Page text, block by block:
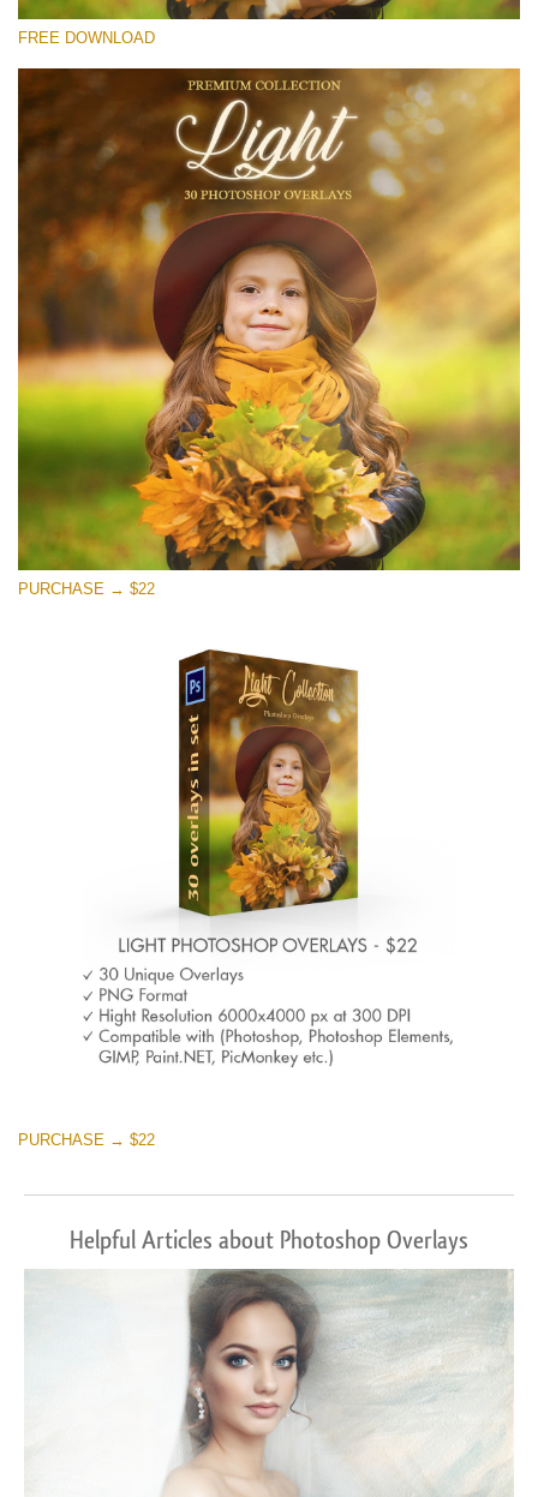
(30 Overlays)
Light Sparkling
(740 Overlays)
Large 6000*4000px
Entire Collection
(1783 Overlays)
Large 6000*4000px
無料ダウンロード
FREE DOWNLOAD
PURCHASE → $22
PURCHASE → $22
Helpful Articles about Photoshop Overlays